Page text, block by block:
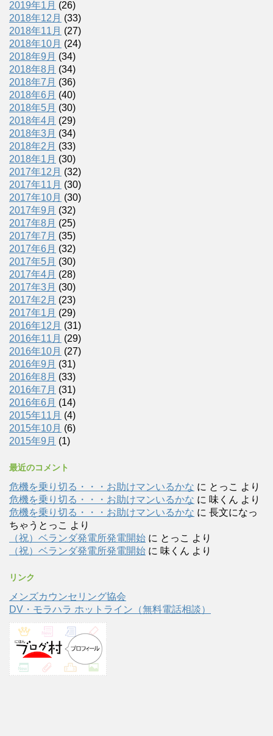
2019年1月 (26)
2018年12月 (33)
2018年11月 (27)
2018年10月 (24)
2018年9月 (34)
2018年8月 (34)
2018年7月 (36)
2018年6月 (40)
2018年5月 (30)
2018年4月 (29)
2018年3月 (34)
2018年2月 (33)
2018年1月 (30)
2017年12月 (32)
2017年11月 (30)
2017年10月 (30)
2017年9月 (32)
2017年8月 (25)
2017年7月 (35)
2017年6月 (32)
2017年5月 (30)
2017年4月 (28)
2017年3月 (30)
2017年2月 (23)
2017年1月 (29)
2016年12月 (31)
2016年11月 (29)
2016年10月 (27)
2016年9月 (31)
2016年8月 (33)
2016年7月 (31)
2016年6月 (14)
2015年11月 (4)
2015年10月 (6)
2015年9月 (1)
最近のコメント
危機を乗り切る・・・お助けマンいるかな に とっこ より
危機を乗り切る・・・お助けマンいるかな に 味くん より
危機を乗り切る・・・お助けマンいるかな に 長文になっ
ちゃうとっこ より
（祝）ベランダ発電所発電開始 に とっこ より
（祝）ベランダ発電所発電開始 に 味くん より
リンク
メンズカウンセリング協会
DV・モラハラ ホットライン（無料電話相談）